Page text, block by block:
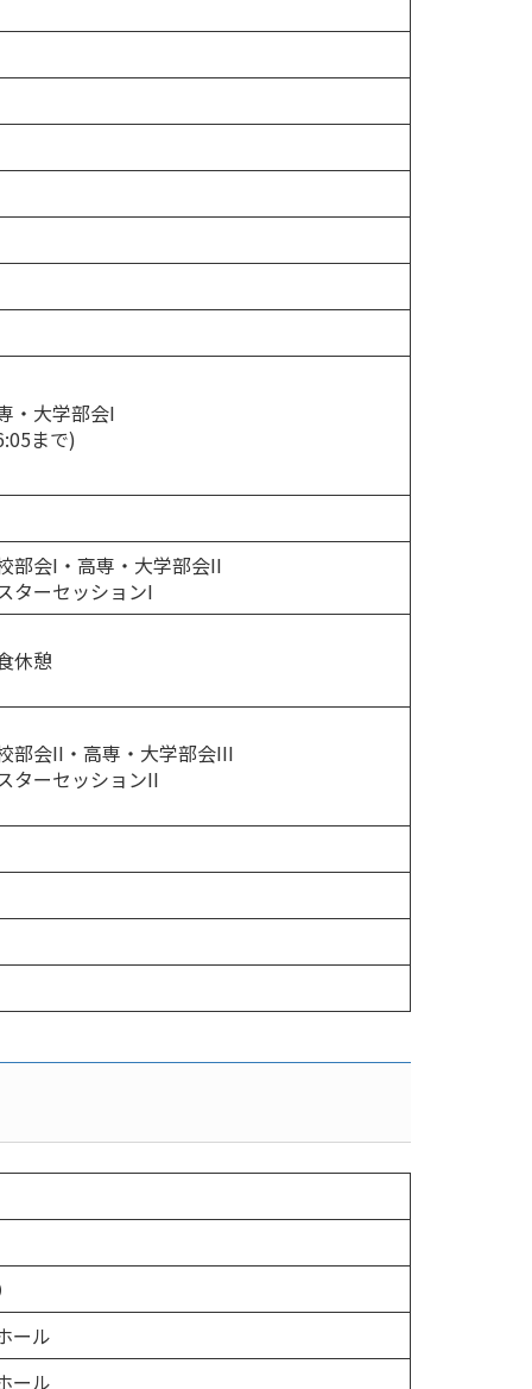
・大学部会I
まで)
部会I・高専・大学部会II
ターセッションI
休憩
部会II・高専・大学部会III
ターセッションII
ール
ール